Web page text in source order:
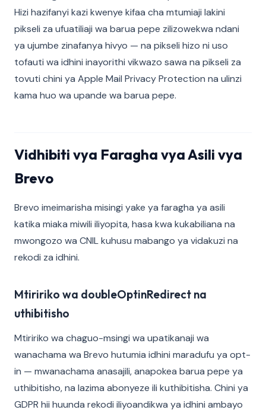
Hizi hazifanyi kazi kwenye kifaa cha mtumiaji lakini
pikseli za ufuatiliaji wa barua pepe zilizowekwa ndani
ya ujumbe zinafanya hivyo — na pikseli hizo ni uso
tofauti wa idhini inayorithi vikwazo sawa na pikseli za
tovuti chini ya Apple Mail Privacy Protection na ulinzi
kama huo wa upande wa barua pepe.
Vidhibiti vya Faragha vya Asili vya
Brevo
Brevo imeimarisha misingi yake ya faragha ya asili
katika miaka miwili iliyopita, hasa kwa kukabiliana na
mwongozo wa CNIL kuhusu mabango ya vidakuzi na
rekodi za idhini.
Mtiririko wa doubleOptinRedirect na
uthibitisho
Mtiririko wa chaguo-msingi wa upatikanaji wa
wanachama wa Brevo hutumia idhini maradufu ya opt-
in — mwanachama anasajili, anapokea barua pepe ya
uthibitisho, na lazima abonyeze ili kuthibitisha. Chini ya
GDPR hii huunda rekodi iliyoandikwa ya idhini ambayo